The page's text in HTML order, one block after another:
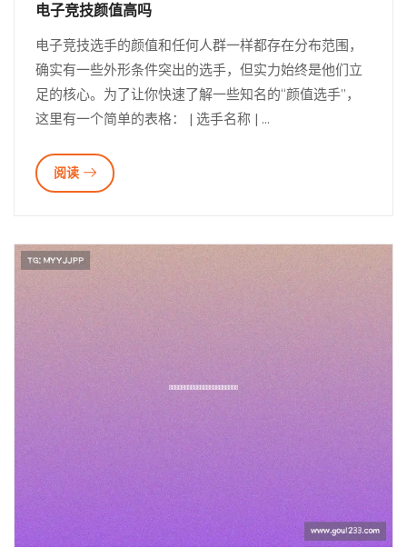
电子竞技颜值高吗
电子竞技选手的颜值和任何人群一样都存在分布范围，
确实有一些外形条件突出的选手，但实力始终是他们立
足的核心。为了让你快速了解一些知名的“颜值选手”，
这里有一个简单的表格： | 选手名称 | ...
阅读